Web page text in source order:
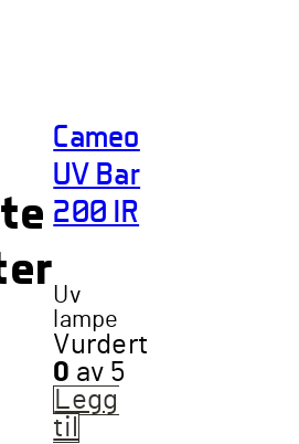
Cameo
UV Bar
200 IR
Uv
lampe
Vurdert
0 av 5
Legg
til